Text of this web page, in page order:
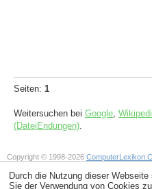
Seiten: 1
Weitersuchen bei Google
(DateiEndungen)
Durch die Nutzung dieser Webseite
Sie der Verwendung von Cookies
Copyright © 1998-2026